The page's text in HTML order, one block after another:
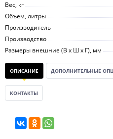
Вес, кг
Объем, литры
Производитель
Производство
Размеры внешние (В х Ш х Г), мм
ОПИСАНИЕ ДОПОЛНИТЕЛЬНЫЕ
КОНТАКТЫ